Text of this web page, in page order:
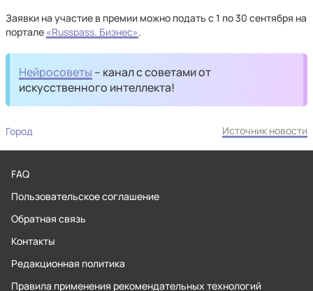
Заявки на участие в премии можно подать с 1 по 30 сентября на
портале «Russpass. Бизнес».
Нейросоветы – канал с советами от
искусственного интеллекта!
Город Источник новости
FAQ
Пользовательское соглашение
Обратная связь
Контакты
Редакционная политика
Правила применения рекомендательных технологий